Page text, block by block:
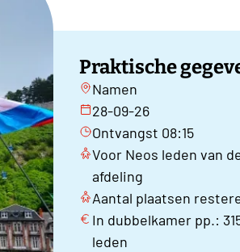
Praktische
Namen
28-09-26
Ontvangst 08:15
Voor Neos leden van
afdeling
Aantal plaatsen
In dubbelkamer pp.:
leden